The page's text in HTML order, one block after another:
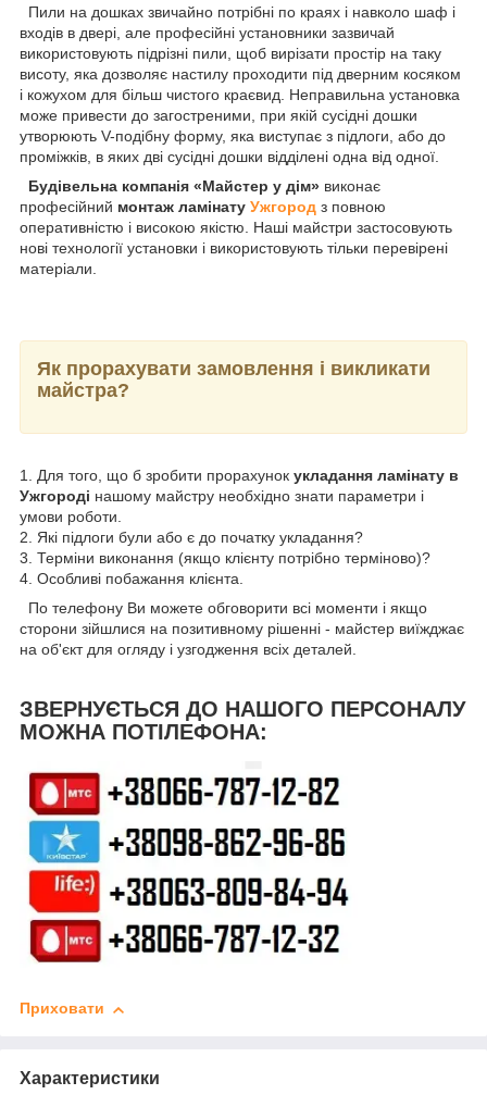
Пили на дошках звичайно потрібні по краях і навколо шаф і
входів в двері, але професійні установники зазвичай
використовують підрізні пили, щоб вирізати простір на таку
висоту, яка дозволяє настилу проходити під дверним косяком
і кожухом для більш чистого краєвид. Неправильна установка
може привести до загостреними, при якій сусідні дошки
утворюють V-подібну форму, яка виступає з підлоги, або до
проміжків, в яких дві сусідні дошки відділені одна від одної.
Будівельна компанія «Майстер у дім» виконає
професійний монтаж ламінату Ужгород з повною
оперативністю і високою якістю. Наші майстри застосовують
нові технології установки і використовують тільки перевірені
матеріали.
Як прорахувати замовлення і викликати
майстра?
1. Для того, що б зробити прорахунок укладання ламінату в
Ужгороді нашому майстру необхідно знати параметри і
умови роботи.
2. Які підлоги були або є до початку укладання?
3. Терміни виконання (якщо клієнту потрібно терміново)?
4. Особливі побажання клієнта.
По телефону Ви можете обговорити всі моменти і якщо
сторони зійшлися на позитивному рішенні - майстер виїжджає
на об'єкт для огляду і узгодження всіх деталей.
ЗВЕРНУЄТЬСЯ ДО НАШОГО ПЕРСОНАЛУ
МОЖНА ПОТІЛЕФОНА:
Приховати
Характеристики